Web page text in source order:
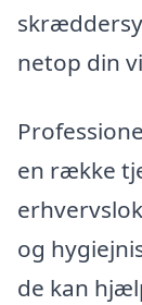
netop din
en række
og
de kan